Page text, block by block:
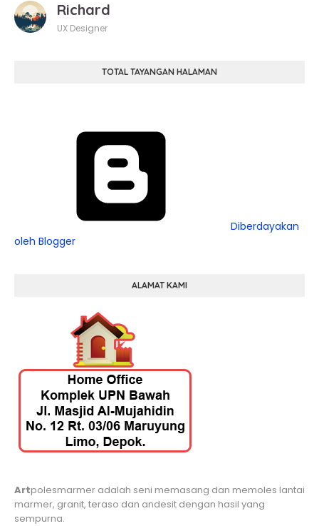
Richard
UX Designer
TOTAL TAYANGAN HALAMAN
Diberdayakan
oleh Blogger
ALAMAT KAMI
Artpolesmarmer adalah seni memasang dan memoles lantai
marmer, granit, teraso dan andesit dengan hasil yang
sempurna.